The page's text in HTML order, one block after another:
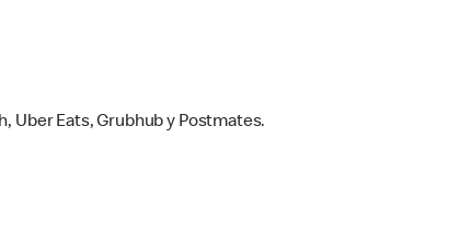
Uber Eats, Grubhub y Postmates.